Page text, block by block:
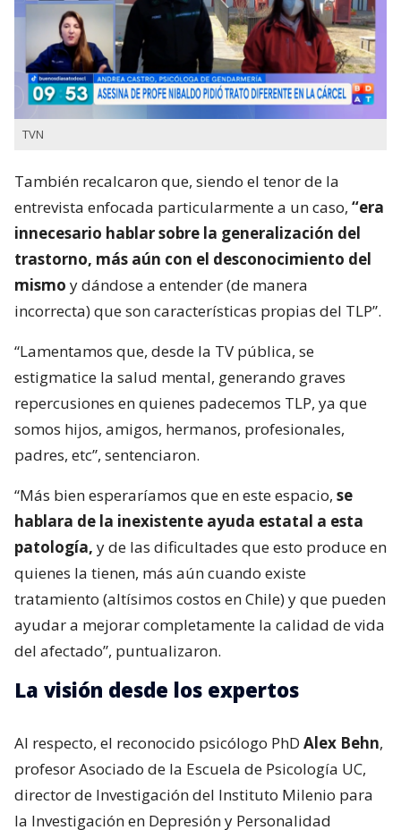
TVN
También recalcaron que, siendo el tenor de la
entrevista enfocada particularmente a un caso, “era
innecesario hablar sobre la generalización del
trastorno, más aún con el desconocimiento del
mismo y dándose a entender (de manera
incorrecta) que son características propias del TLP”.
“Lamentamos que, desde la TV pública, se
estigmatice la salud mental, generando graves
repercusiones en quienes padecemos TLP, ya que
somos hijos, amigos, hermanos, profesionales,
padres, etc”, sentenciaron.
“Más bien esperaríamos que en este espacio, se
hablara de la inexistente ayuda estatal a esta
patología, y de las dificultades que esto produce en
quienes la tienen, más aún cuando existe
tratamiento (altísimos costos en Chile) y que pueden
ayudar a mejorar completamente la calidad de vida
del afectado”, puntualizaron.
La visión desde los expertos
Al respecto, el reconocido psicólogo PhD Alex Behn,
profesor Asociado de la Escuela de Psicología UC,
director de Investigación del Instituto Milenio para
la Investigación en Depresión y Personalidad